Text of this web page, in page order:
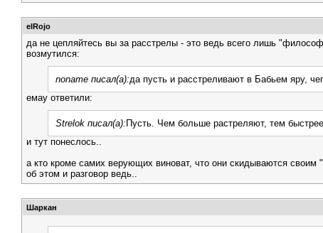
elRojo
да не цепляйтесь вы за расстрелы - это ведь всего лишь
возмутился:
noname писал(а):да пусть и расстреливают в Бабьем яру,
емау ответили:
Strelok писал(а): Пусть. Чем больше растреляют, тем
и тут понеслось..
а кто кроме самих верующих виноват, что они скидываются
об этом и разговор ведь..
Шаркан